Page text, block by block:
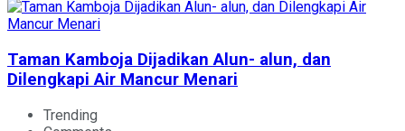
Taman Kamboja Dijadikan Alun- alun, dan
Dilengkapi Air Mancur Menari
Trending